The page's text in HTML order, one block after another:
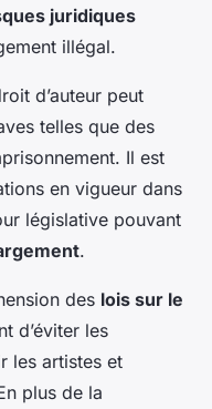
juridiques
illégal.
d’auteur peut
telles que des
Il est
en vigueur dans
législative pouvant
.
des lois sur le
d’éviter les
les artistes et
plus de la